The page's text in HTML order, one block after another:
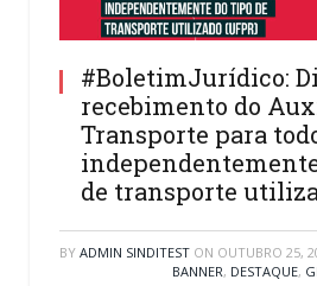
#BoletimJurídico:
recebimento do
Transporte para
de transporte
BY ADMIN SINDITEST ON OUTUBRO 25,
BANNER, DESTAQUE,